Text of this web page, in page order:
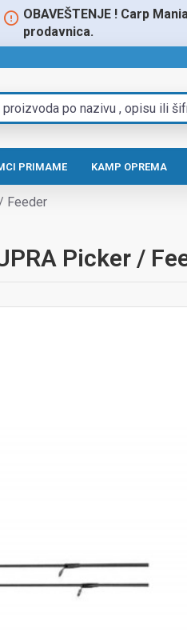
OBAVEŠTENJE ! Carp
prodavnica.
PRIMAME KAMP OPREMA
Feeder
Picker /